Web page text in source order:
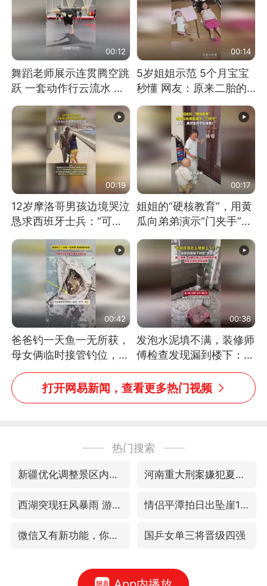
00:12
舞蹈老师展示连贯腾空跳
跃 一套动作行云流水 节
奏感拉满 网友：怎么做
到又舞又武的？
00:14
5岁姐姐示范 5个月宝宝
秒懂 网友：原来二胎的
快乐长这样
00:19
12岁摩洛哥男孩边境哭泣
恳求西班牙士兵：“可不
可以不要把我遣返回国”
00:17
姐姐的“硬核教育”，用黄
瓜向弟弟演示“门夹手”，
网友：果然言传不如身
教！
00:42
爸爸钓一天鱼一无所获，
母女俩临时接管钓位，用
玩具鱼竿钓上大鱼
00:36
发泡水泥填不满，装修师
傅检查发现漏到楼下：出
风口未延伸到外墙
打开网易新闻，查看更多热门视频
热门搜索
新疆优化调整景区内自驾服务费 河南重大刑案嫌犯夏某钢落网
西湖突现狂风暴雨 游客瞬间被浇透 情侣平潭拍日出坠崖1死1伤
微信又有新功能，你可以“撤回”你的撤回了！ 国乒女单三将晋级四强